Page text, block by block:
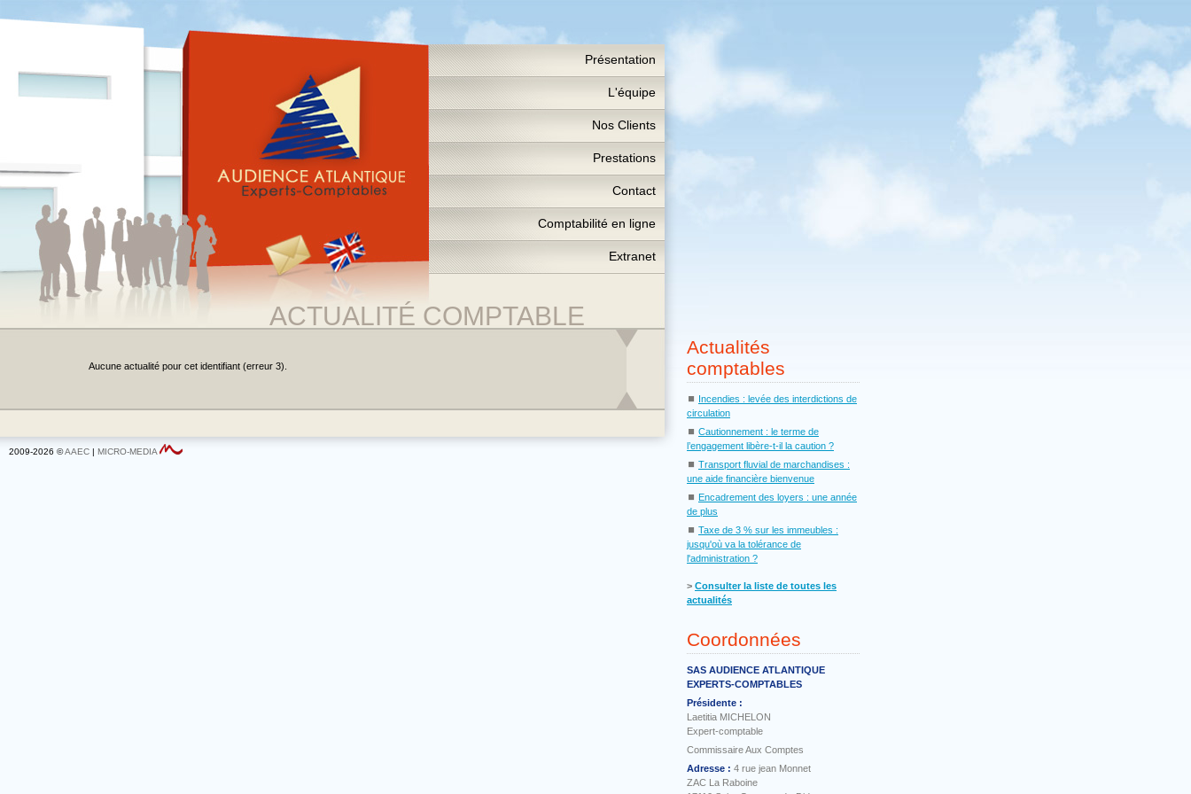
Présentation
L'équipe
Nos Clients
Prestations
Contact
Comptabilité en ligne
Extranet
ACTUALITÉ COMPTABLE
Aucune actualité pour cet identifiant (erreur 3).
Actualités
comptables
⏹ Incendies : levée des interdictions de
circulation
⏹ Cautionnement : le terme de
l’engagement libère-t-il la caution ?
⏹ Transport fluvial de marchandises :
une aide financière bienvenue
⏹ Encadrement des loyers : une année
de plus
⏹ Taxe de 3 % sur les immeubles :
jusqu'où va la tolérance de
l'administration ?
˃ Consulter la liste de toutes les
actualités
Coordonnées
SAS AUDIENCE ATLANTIQUE
EXPERTS-COMPTABLES
Présidente :
Laetitia MICHELON
Expert-comptable
Commissaire Aux Comptes
Adresse : 4 rue jean Monnet
ZAC La Raboine
2009-2026 ©AAEC | MICRO-MEDIA